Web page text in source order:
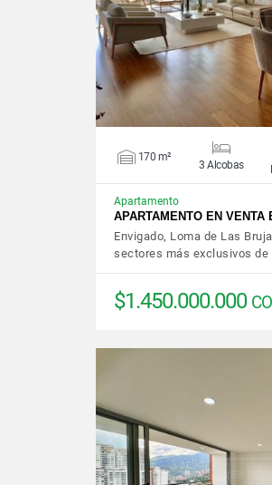
170 m²
3 Alcobas
Apartamento
APARTAMENTO EN
Envigado, Loma de Las
sectores más exclusivos de
$1.450.000.000
VER